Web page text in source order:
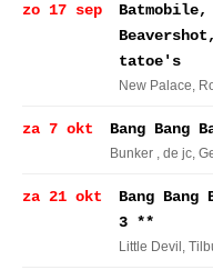
zo 17 sep
Batmobile,
tatoe's
New Palace,
za 7 okt Bang Bang
Bunker , de jc,
za 21 okt
Bang
3 **
Little Devil ,